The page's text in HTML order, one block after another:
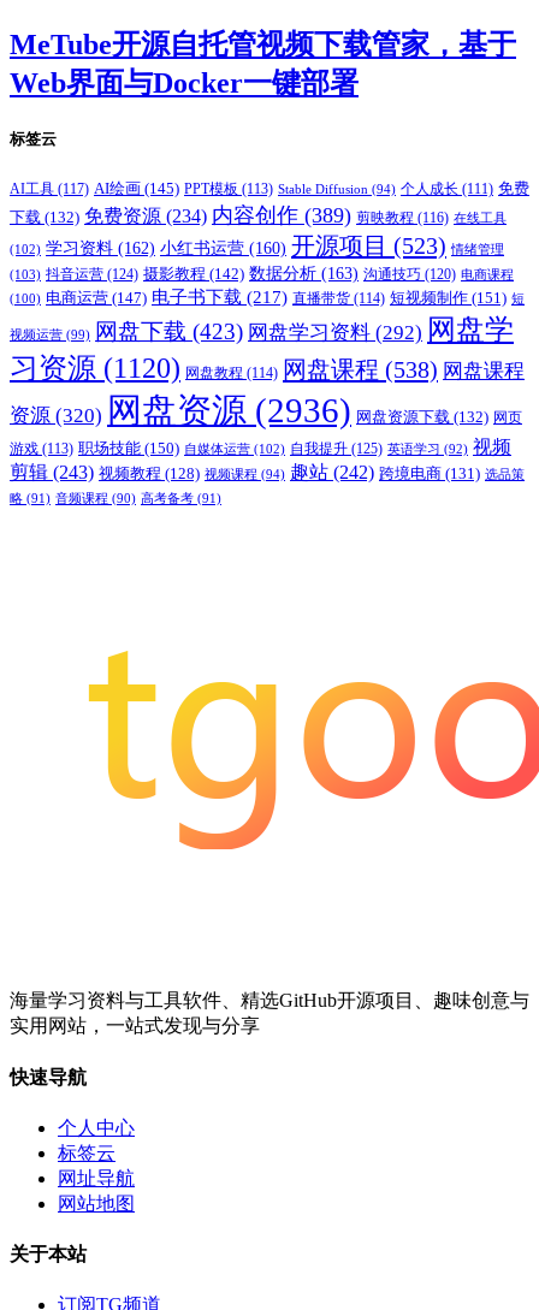
MeTube开源自托管视频下载管家，基于
Web界面与Docker一键部署
标签云
AI工具 (117) AI绘画 (145) PPT模板 (113) Stable Diffusion (94) 个人成长 (111) 免费
下载 (132) 免费资源 (234) 内容创作 (389) 剪映教程 (116) 在线工具
(102) 学习资料 (162) 小红书运营 (160) 开源项目 (523) 情绪管理
(103) 抖音运营 (124) 摄影教程 (142) 数据分析 (163) 沟通技巧 (120) 电商课程
(100) 电商运营 (147) 电子书下载 (217) 直播带货 (114) 短视频制作 (151) 短
视频运营 (99) 网盘下载 (423) 网盘学习资料 (292) 网盘学
习资源 (1120) 网盘教程 (114) 网盘课程 (538) 网盘课程
资源 (320) 网盘资源 (2936) 网盘资源下载 (132) 网页
游戏 (113) 职场技能 (150) 自媒体运营 (102) 自我提升 (125) 英语学习 (92) 视频
剪辑 (243) 视频教程 (128) 视频课程 (94) 趣站 (242) 跨境电商 (131) 选品策
略 (91) 音频课程 (90) 高考备考 (91)
海量学习资料与工具软件、精选GitHub开源项目、趣味创意与
实用网站，一站式发现与分享
快速导航
个人中心
标签云
网址导航
网站地图
关于本站
订阅TG频道